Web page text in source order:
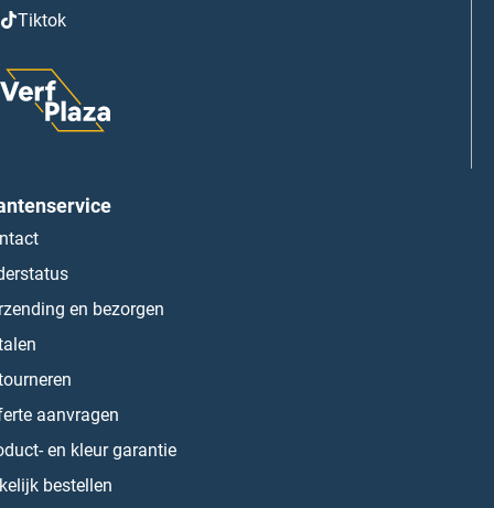
Tiktok
en bezorgen
aanvragen
en kleur garantie
bestellen